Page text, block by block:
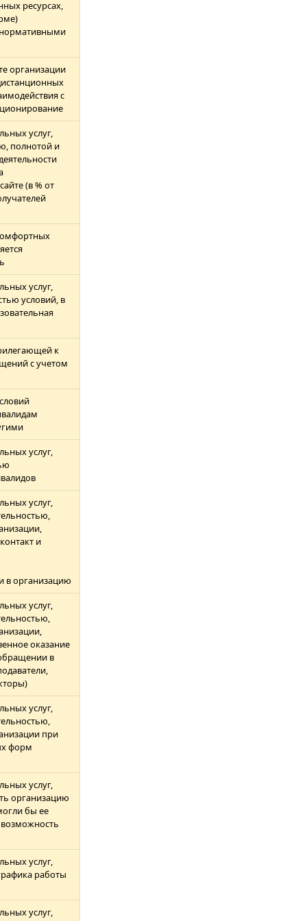
ресурсах,
организации
с
услуг,
полнотой и
(в % от
услуг,
условий, в
к
с учетом
услуг,
услуг,
и
в организацию
услуг,
оказание
в
услуг,
при
форм
услуг,
организацию
бы ее
услуг,
работы
услуг,